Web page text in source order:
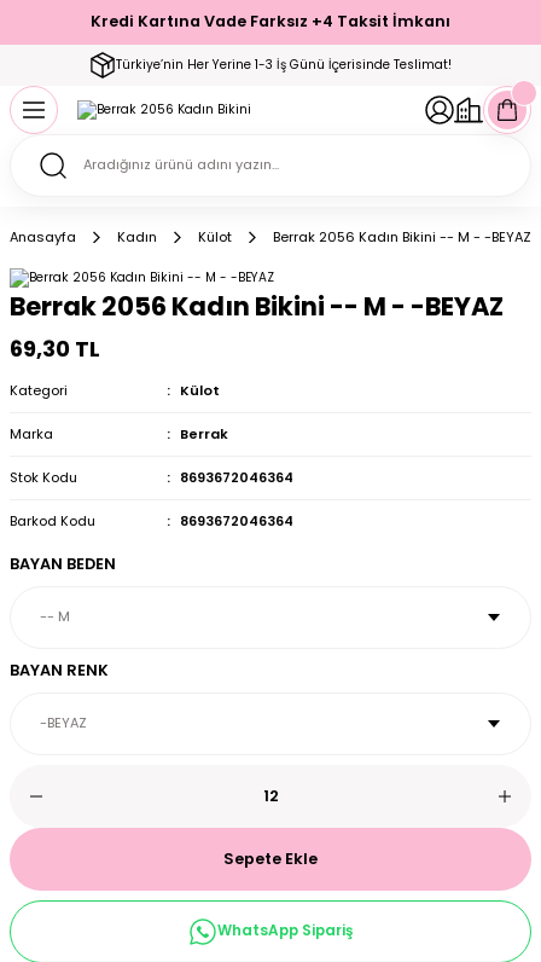
Kredi Kartına Vade Farksız +4 Taksit İmkanı
Türkiye’nin Her Yerine 1-3 İş Günü İçerisinde Teslimat!
Geri Dön
& Büstiyer Takım
Geri Dön
Geri Dön
Geri Dön
Setler
Geri Dön
Geri Dön
Geri Dön
Çorap
Geri Dön
Geri Dön
Anasayfa Kadın Külot Berrak 2056 Kadın Bikini -- M - -BEYAZ
Berrak 2056 Kadın Bikini -- M - -BEYAZ
69,30 TL
Kategori Külot
Marka Berrak
Stok Kodu 8693672046364
Barkod Kodu 8693672046364
BAYAN BEDEN
BAYAN RENK
Sepete Ekle
WhatsApp Sipariş